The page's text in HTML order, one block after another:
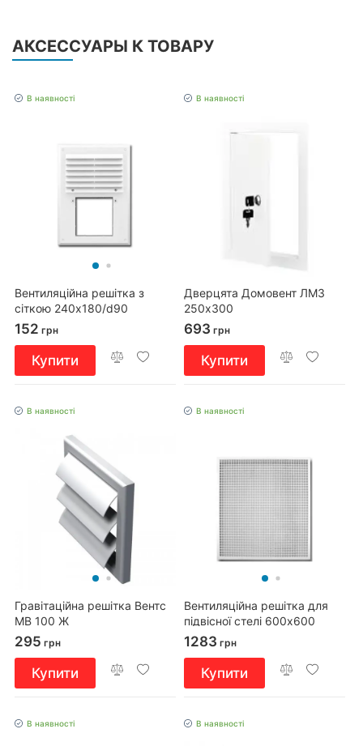
АКСЕССУАРЫ К ТОВАРУ
В наявності
Вентиляційна решітка з
сіткою 240x180/d90
коричнева
152 грн
Купити
В наявності
Дверцята Домовент ЛМЗ
250х300
693 грн
Купити
В наявності
Гравітаційна решітка Вентс
МВ 100 Ж
295 грн
Купити
В наявності
Вентиляційна решітка для
підвісної стелі 600x600
1283 грн
Купити
В наявності В наявності